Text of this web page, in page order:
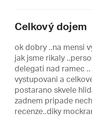
Celkový dojem
ok dobry ..na mensi
jak jsme rikaly
delegati nad ramec
vystupovani a
postarano skvele
zadnem pripade
recenze..diky